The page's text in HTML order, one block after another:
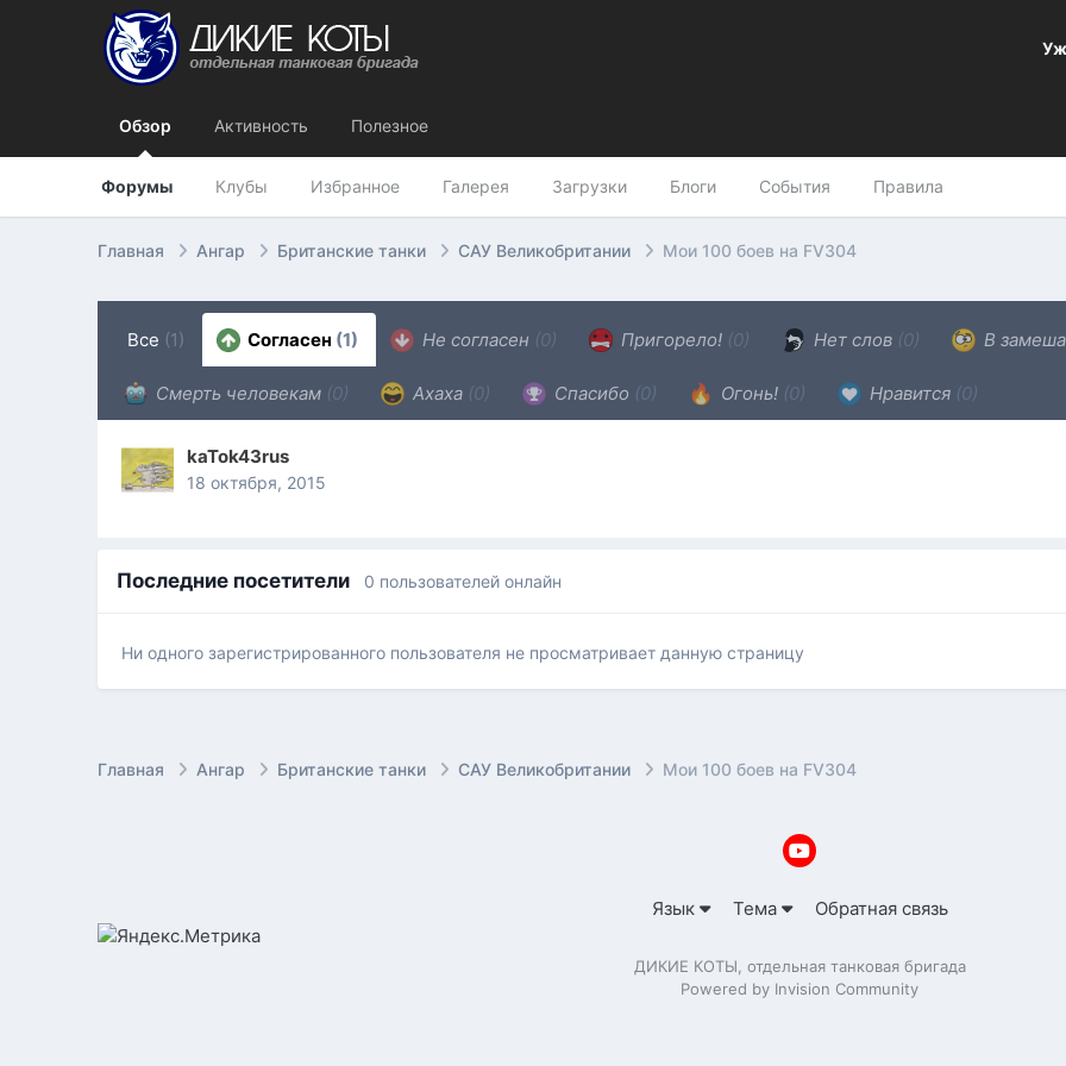
Обзор
Форумы Клубы Избранное Галерея Загрузки Блоги События Правила
Активность Полезное
Главная Ангар Британские танки САУ Великобритании Мои 100 боев на FV304
Все (1) Согласен (1) Не согласен (0) Пригорело! (0) Нет слов (0) В
Смерть человекам (0) Ахаха (0) Спасибо (0) Огонь! (0) Нравится (0)
kaTok43rus
18 октября, 2015
Последние посетители 0 пользователей онлайн
Ни одного зарегистрированного пользователя не просматривает данную страницу
Главная Ангар Британские танки САУ Великобритании Мои 100 боев на FV304
Язык Тема Обратная связь
ДИКИЕ КОТЫ, отдельная танковая бригада
Powered by Invision Community